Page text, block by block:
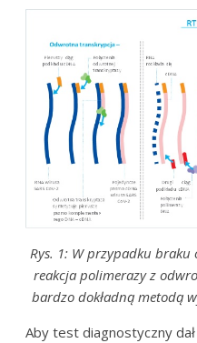
Rys. 1: W przypadku braku
reakcja polimerazy z
bardzo dokładną metodą
Aby test diagnostyczny